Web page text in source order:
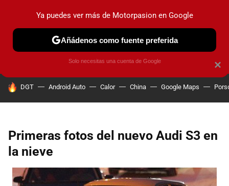
PRUEBAS COCHES ELÉCTRICOS OBSERVATORIO
HOY SE HABLA DE
DGT Android Auto Calor China Google Maps
Primeras fotos del nuevo Audi S3 en
la nieve
×
Ya puedes ver más de Motorpasion en Google
Añádenos como fuente preferida
Solo necesitas una cuenta de Google